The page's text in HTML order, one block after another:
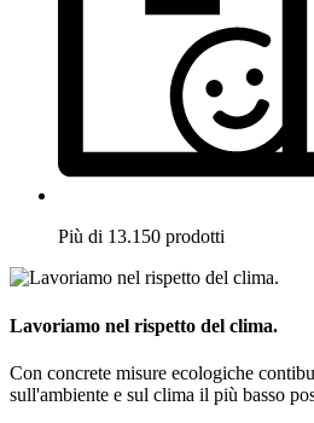
Più di 13.150 prodotti
Lavoriamo nel rispetto del clima.
Con concrete misure ecologiche
sull'ambiente e sul clima il più basso